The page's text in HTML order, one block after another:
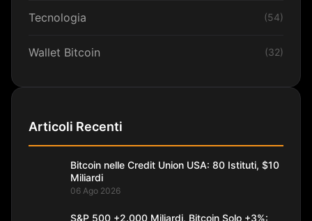
Tecnologia (54)
Wallet Bitcoin (32)
Articoli Recenti
Bitcoin nelle Credit Union USA: 80 Istituti, $10
Miliardi
06 Ago 2026
S&P 500 +2.000 Miliardi, Bitcoin Solo +3%: